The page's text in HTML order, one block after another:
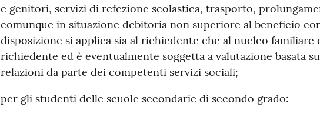
e genitori, servizi di refezione scolastica, trasporto,
comunque in situazione debitoria non superiore al beneficio
disposizione si applica sia al richiedente che al nucleo familiare
richiedente ed è eventualmente soggetta a valutazione basata
relazioni da parte dei competenti servizi sociali;
per gli studenti delle scuole secondarie di secondo grado: